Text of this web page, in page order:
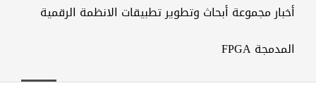
أخبار مجموعة أبحاث وتطوير تطبیقات الانظمة الرقمیة
المدمجة FPGA